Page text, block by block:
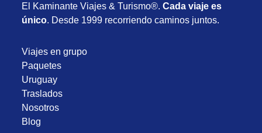
El Kaminante Viajes & Turismo®.Cada viaje es
único. Desde 1999 recorriendo caminos juntos.
Viajes en grupo
Paquetes
Uruguay
Traslados
Nosotros
Blog